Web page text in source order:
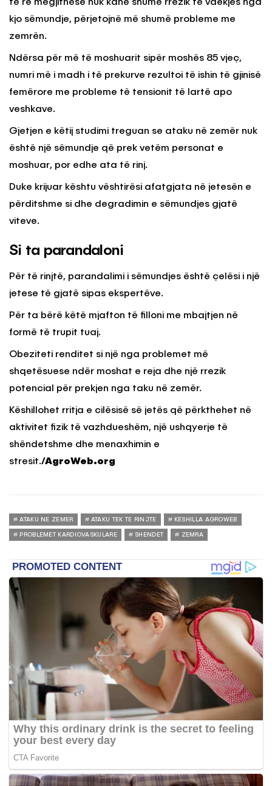
të re megjithëse nuk kanë shumë rrezik të vdekjes nga
kjo sëmundje, përjetojnë më shumë probleme me
zemrën.
Ndërsa për më të moshuarit sipër moshës 85 vjeç,
numri më i madh i të prekurve rezultoi të ishin të gjinisë
femërore me probleme të tensionit të lartë apo
veshkave.
Gjetjen e këtij studimi treguan se ataku në zemër nuk
është një sëmundje që prek vetëm personat e
moshuar, por edhe ata të rinj.
Duke krijuar kështu vështirësi afatgjata në jetesën e
përditshme si dhe degradimin e sëmundjes gjatë
viteve.
Si ta parandaloni
Për të rinjtë, parandalimi i sëmundjes është çelësi i një
jetese të gjatë sipas ekspertëve.
Për ta bërë këtë mjafton të filloni me mbajtjen në
formë të trupit tuaj.
Obeziteti renditet si një nga problemet më
shqetësuese ndër moshat e reja dhe një rrezik
potencial për prekjen nga taku në zemër.
Këshillohet rritja e cilësisë së jetës që përkthehet në
aktivitet fizik të vazhdueshëm, një ushqyerje të
shëndetshme dhe menaxhimin e
stresit./AgroWeb.org
ATAKU NE ZEMER ATAKU TEK TE RINJTE KESHILLA AGROWEB
PROBLEMET KARDIOVASKULARE SHENDET ZEMRA